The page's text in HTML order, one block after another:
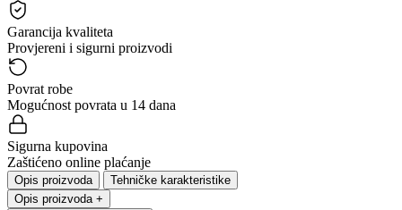
Garancija kvaliteta
Provjereni i sigurni proizvodi
Povrat robe
Mogućnost povrata u 14 dana
Sigurna kupovina
Zaštićeno online plaćanje
Opis proizvoda
Tehničke karakteristike
Opis proizvoda +